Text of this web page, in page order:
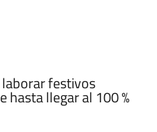
laborar festivos
llegar al 100 %